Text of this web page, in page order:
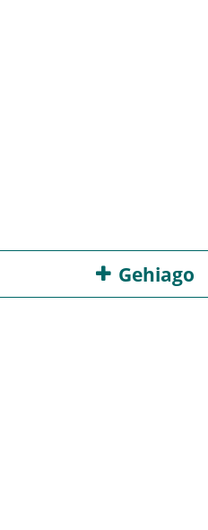
Gehiago